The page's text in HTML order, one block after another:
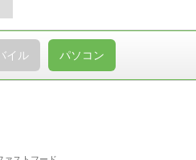
イル パソコン